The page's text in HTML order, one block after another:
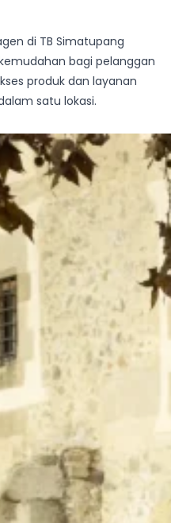
di TB Simatupang
bagi pelanggan
produk dan layanan
satu lokasi.